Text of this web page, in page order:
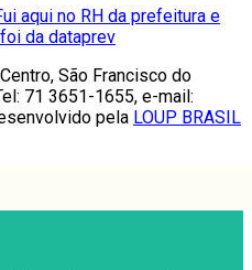
aqui no RH da prefeitura e
da dataprev
São Francisco do
71 3651-1655, e-mail:
pela LOUP BRASIL